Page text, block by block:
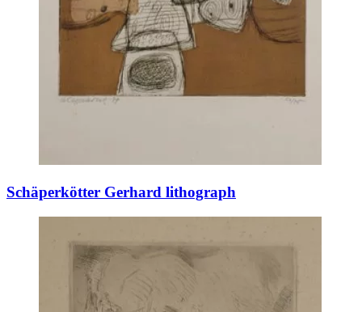
Schäperkötter Gerhard lithograph